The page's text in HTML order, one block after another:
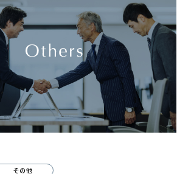
その他